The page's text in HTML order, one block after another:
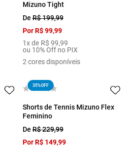
Mizuno Tight
DeR$199,99
PorR$ 99,99
1x de R$ 99,99
ou 10% Off no PIX
2 cores disponíveis
35%OFF
Shorts de Tennis Mizuno Flex
Feminino
DeR$229,99
PorR$ 149,99